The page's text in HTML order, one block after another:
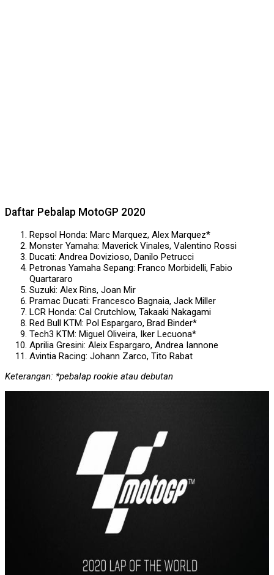
Daftar Pebalap MotoGP 2020
Repsol Honda: Marc Marquez, Alex Marquez*
Monster Yamaha: Maverick Vinales, Valentino Rossi
Ducati: Andrea Dovizioso, Danilo Petrucci
Petronas Yamaha Sepang: Franco Morbidelli, Fabio
Quartararo
Suzuki: Alex Rins, Joan Mir
Pramac Ducati: Francesco Bagnaia, Jack Miller
LCR Honda: Cal Crutchlow, Takaaki Nakagami
Red Bull KTM: Pol Espargaro, Brad Binder*
Tech3 KTM: Miguel Oliveira, Iker Lecuona*
Aprilia Gresini: Aleix Espargaro, Andrea Iannone
Avintia Racing: Johann Zarco, Tito Rabat
Keterangan: *pebalap rookie atau debutan